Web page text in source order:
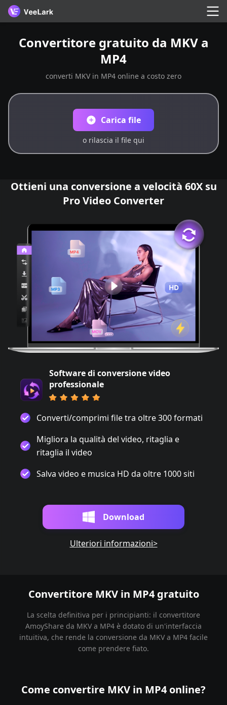
Convertitore gratuito da MKV a
MP4
converti MKV in MP4 online a costo zero
Carica file
o rilascia il file qui
Ottieni una conversione a velocità 60X su
Pro Video Converter
Software di conversione video
professionale
Converti/comprimi file tra oltre 300 formati
Migliora la qualità del video, ritaglia e
ritaglia il video
Salva video e musica HD da oltre 1000 siti
Download
Ulteriori informazioni>
Convertitore MKV in MP4 gratuito
La scelta definitiva per i principianti: il convertitore
AmoyShare da MKV a MP4 è dotato di un'interfaccia
intuitiva, che rende la conversione da MKV a MP4 facile
come prendere fiato.
Come convertire MKV in MP4 online?